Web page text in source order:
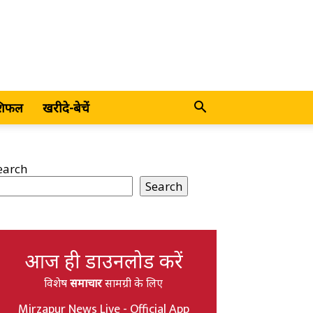
खरीदे-बेचें
Search
आज ही डाउनलोड करें
विशेषसमाचारसामग्री के लिए